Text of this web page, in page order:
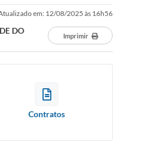
em: 12/08/2025 às 16h56
DO
Imprimir
Contratos